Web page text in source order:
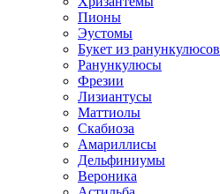
Пионы
Эустомы
Букет из ранункулюсов
Ранункулюсы
Фрезии
Лизиантусы
Маттиолы
Скабиоза
Амариллисы
Дельфиниумы
Вероника